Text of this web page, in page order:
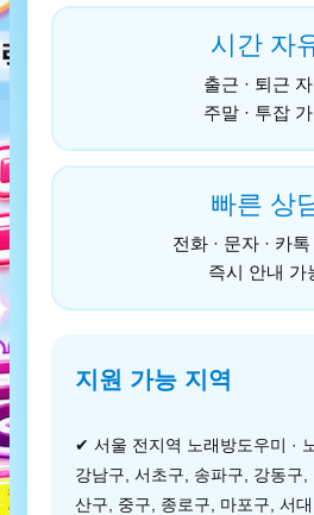
시간 자
출근 · 퇴근
주말 · 투잡
빠른 상
전화 · 문자 · 카톡
즉시 안내 가
지원 가능 지역
✔ 서울 전지역 노래방도우미 ·
강남구, 서초구, 송파구, 강동구,
산구, 중구, 종로구, 마포구, 서